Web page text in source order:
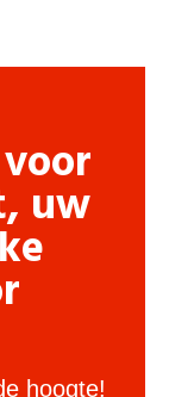
uw
hoogte!